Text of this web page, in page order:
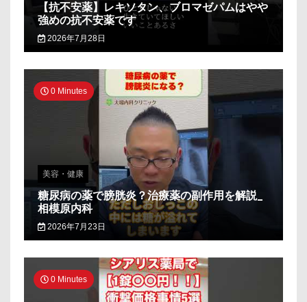
【抗不安薬】レキソタン、ブロマゼパムはやや
強めの抗不安薬です
2026年7月28日
0 Minutes
美容・健康
糖尿病の薬で膀胱炎？治療薬の副作用を解説_
相模原内科
2026年7月23日
0 Minutes